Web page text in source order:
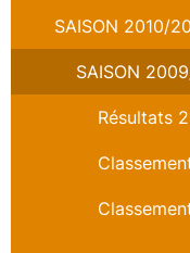
SAISON 2010/
SAISON
Résultats